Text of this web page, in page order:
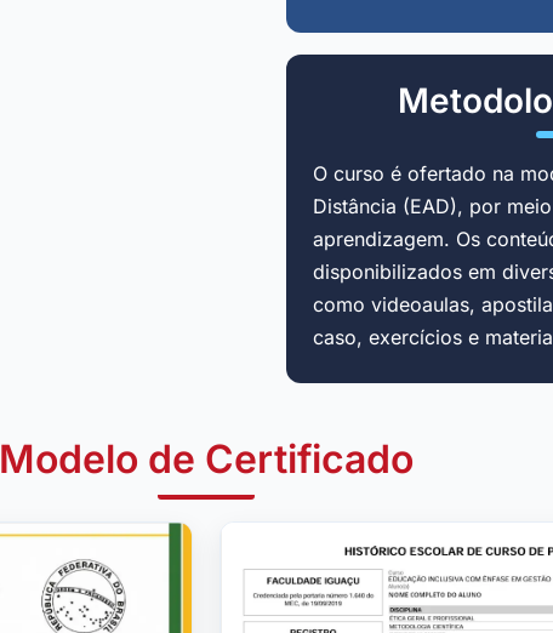
O curso é ofertado na
Distância (EAD), por
aprendizagem. Os
disponibilizados em
como videoaulas,
caso, exercícios e
Modelo de Certificado